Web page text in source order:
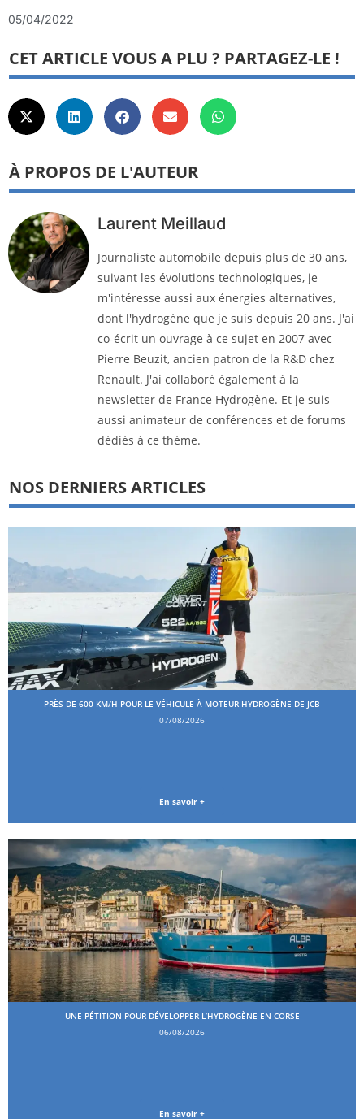
05/04/2022
CET ARTICLE VOUS A PLU ? PARTAGEZ-LE !
À PROPOS DE L'AUTEUR
Laurent Meillaud
Journaliste automobile depuis plus de 30 ans,
suivant les évolutions technologiques, je
m'intéresse aussi aux énergies alternatives,
dont l'hydrogène que je suis depuis 20 ans. J'ai
co-écrit un ouvrage à ce sujet en 2007 avec
Pierre Beuzit, ancien patron de la R&D chez
Renault. J'ai collaboré également à la
newsletter de France Hydrogène. Et je suis
aussi animateur de conférences et de forums
dédiés à ce thème.
NOS DERNIERS ARTICLES
PRÈS DE 600 KM/H POUR LE VÉHICULE À MOTEUR HYDROGÈNE DE JCB
07/08/2026
En savoir +
UNE PÉTITION POUR DÉVELOPPER L’HYDROGÈNE EN CORSE
06/08/2026
En savoir +